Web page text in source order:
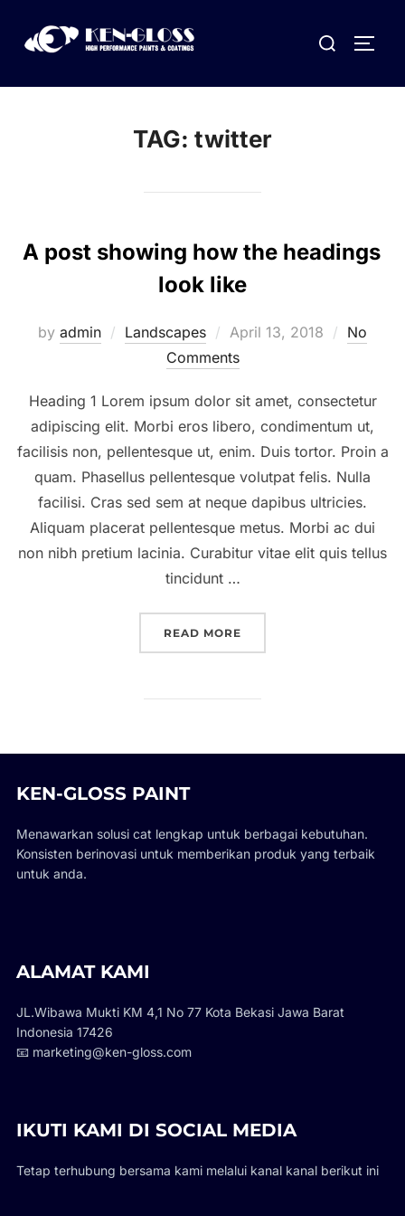
Search
TAG: twitter
A post showing how the headings
look like
by admin Landscapes
Posted
on
April 13, 2018
No
Comments
Heading 1 Lorem ipsum dolor sit amet, consectetur
adipiscing elit. Morbi eros libero, condimentum ut,
facilisis non, pellentesque ut, enim. Duis tortor. Proin a
quam. Phasellus pellentesque volutpat felis. Nulla
facilisi. Cras sed sem at neque dapibus ultricies.
Aliquam placerat pellentesque metus. Morbi ac dui
non nibh pretium lacinia. Curabitur vitae elit quis tellus
tincidunt …
READ MORE
KEN-GLOSS PAINT
Menawarkan solusi cat lengkap untuk berbagai kebutuhan.
Konsisten berinovasi untuk memberikan produk yang terbaik
untuk anda.
ALAMAT KAMI
JL.Wibawa Mukti KM 4,1 No 77 Kota Bekasi Jawa Barat
Indonesia 17426
📧 marketing@ken-gloss.com
IKUTI KAMI DI SOCIAL MEDIA
Tetap terhubung bersama kami melalui kanal kanal berikut ini